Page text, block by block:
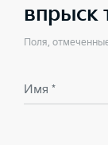
впрыск
Поля,
Имя *